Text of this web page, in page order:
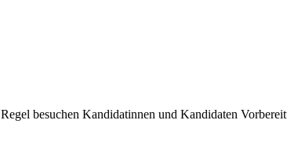
besuchen Kandidatinnen und Kandidaten